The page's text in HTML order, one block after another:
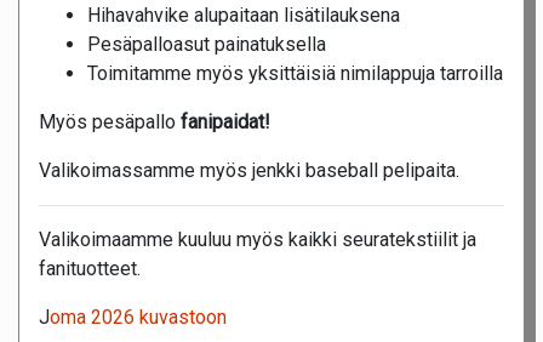
Hihavahvike alupaitaan lisätilauksena
Pesäpalloasut painatuksella
Toimitamme myös yksittäisiä nimilappuja tarroilla
Myös pesäpallo fanipaidat!
Valikoimassamme myös jenkki baseball pelipaita.
Valikoimaamme kuuluu myös kaikki seuratekstiilit ja
fanituotteet.
Joma 2026 kuvastoon